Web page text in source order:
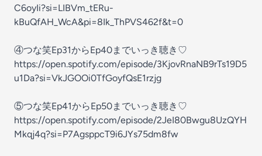
C6oyIi?si=LIBVm_tERu-
kBuQfAH_WcA&pi=8Ik_ThPVS462f&t=⁠⁠⁠⁠⁠⁠⁠⁠⁠⁠⁠⁠⁠⁠⁠⁠⁠⁠⁠⁠⁠⁠⁠⁠⁠⁠0⁠⁠⁠⁠⁠⁠⁠⁠⁠⁠⁠⁠⁠⁠
④つな笑Ep31からEp40までいっき聴き♡
⁠https://open.spotify.com/episode/3KjovRnaNB9rTs19D5
u1Da?si=VkJGOOi0TfGoyfQsE1rzjg⁠
⑤つな笑Ep41からEp50までいっき聴き♡
https://open.spotify.com/episode/2JeI80Bwgu8UzQYH
Mkqj4q?si=P7AgsppcT9i6JYs75dm8fw